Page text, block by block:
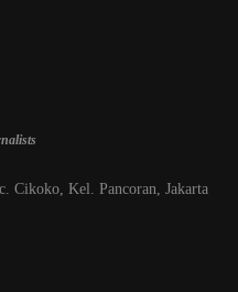
Cikoko, Kel. Pancoran, Jakarta